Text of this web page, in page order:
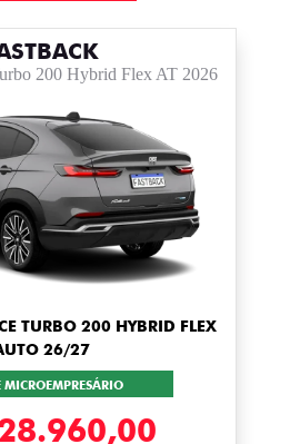
200 Hybrid Flex AT 2026
TURBO 200 HYBRID FLEX
26/27
MICROEMPRESÁRIO